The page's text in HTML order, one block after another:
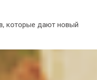
которые дают новый